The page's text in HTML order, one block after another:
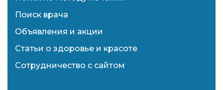
Поиск врача
Объявления и акции
Статьи о здоровье и красоте
Сотрудничество с сайтом